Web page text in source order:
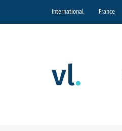
International France